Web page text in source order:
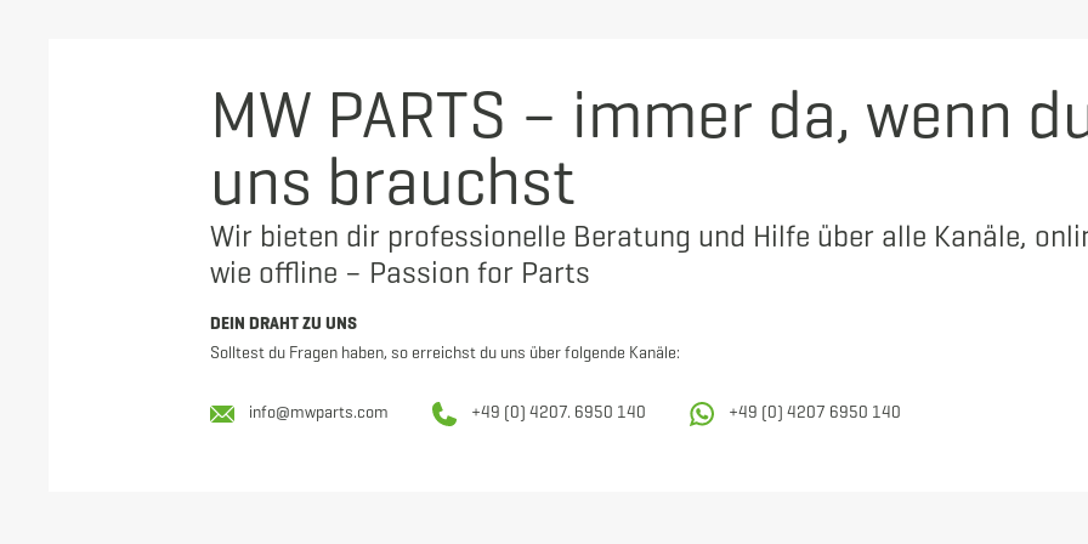
MW PARTS – immer da, wenn
uns brauchst
Wir bieten dir professionelle Beratung und Hilfe über alle Kanäle,
wie offline – Passion for Parts
DEIN DRAHT ZU UNS
Solltest du Fragen haben, so erreichst du uns über folgende Kanäle:
info@mwparts.com +49 (0) 4207. 6950 140 +49 (0) 4207 6950 140